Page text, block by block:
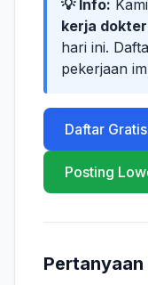
💡 Info:
kerja
hari ini.
pekerjaan
Daftar
Posting
Pertanyaan